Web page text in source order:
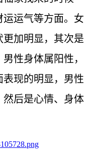
运气等方面。女
加明显，其次是
性身体属阳性，
现的明显，男性
后是心情、身体